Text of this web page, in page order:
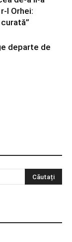
l Orhei:
departe de